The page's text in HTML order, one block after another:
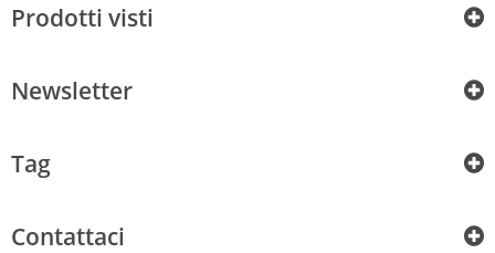
Prodotti visti
Newsletter
Tag
Contattaci